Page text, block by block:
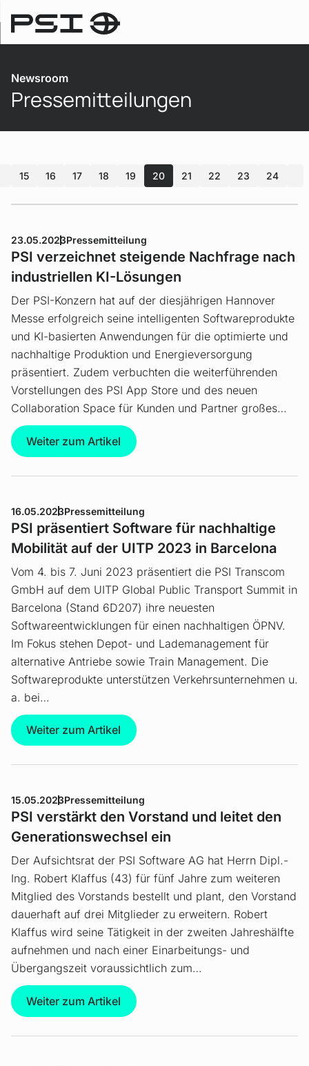
Newsroom
Pressemitteilungen
15 16 17 18 19 20 21 22 23 24
23.05.2023Pressemitteilung
PSI verzeichnet steigende Nachfrage nach
industriellen KI-Lösungen
Der PSI-Konzern hat auf der diesjährigen Hannover
Messe erfolgreich seine intelligenten Softwareprodukte
und KI-basierten Anwendungen für die optimierte und
nachhaltige Produktion und Energieversorgung
präsentiert. Zudem verbuchten die weiterführenden
Vorstellungen des PSI App Store und des neuen
Collaboration Space für Kunden und Partner großes…
Weiter zum Artikel
16.05.2023Pressemitteilung
PSI präsentiert Software für nachhaltige
Mobilität auf der UITP 2023 in Barcelona
Vom 4. bis 7. Juni 2023 präsentiert die PSI Transcom
GmbH auf dem UITP Global Public Transport Summit in
Barcelona (Stand 6D207) ihre neuesten
Softwareentwicklungen für einen nachhaltigen ÖPNV.
Im Fokus stehen Depot- und Lademanagement für
alternative Antriebe sowie Train Management. Die
Softwareprodukte unterstützen Verkehrsunternehmen u.
a. bei…
Weiter zum Artikel
15.05.2023Pressemitteilung
PSI verstärkt den Vorstand und leitet den
Generationswechsel ein
Der Aufsichtsrat der PSI Software AG hat Herrn Dipl.-
Ing. Robert Klaffus (43) für fünf Jahre zum weiteren
Mitglied des Vorstands bestellt und plant, den Vorstand
dauerhaft auf drei Mitglieder zu erweitern. Robert
Klaffus wird seine Tätigkeit in der zweiten Jahreshälfte
aufnehmen und nach einer Einarbeitungs- und
Übergangszeit voraussichtlich zum…
Weiter zum Artikel